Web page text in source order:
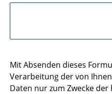
Mit Absenden dieses
Verarbeitung der von
Daten nur zum Zwecke